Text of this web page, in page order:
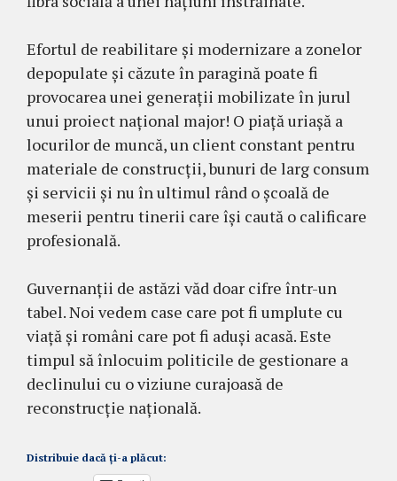
Efortul de reabilitare și modernizare a zonelor
depopulate și căzute în paragină poate fi
provocarea unei generații mobilizate în jurul
unui proiect național major! O piață uriașă a
locurilor de muncă, un client constant pentru
materiale de construcții, bunuri de larg consum
și servicii și nu în ultimul rând o școală de
meserii pentru tinerii care își caută o calificare
profesională.
Guvernanții de astăzi văd doar cifre într-un
tabel. Noi vedem case care pot fi umplute cu
viață și români care pot fi aduși acasă. Este
timpul să înlocuim politicile de gestionare a
declinului cu o viziune curajoasă de
reconstrucție națională.
Distribuie dacă ți-a plăcut: